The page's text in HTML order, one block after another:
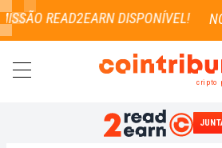
READ2EARN DISPONÍVEL!
cripto